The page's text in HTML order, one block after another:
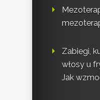
Zabiegi,
włosy u
Jak